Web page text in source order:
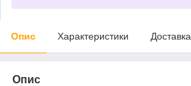
Опис Характеристики Доставка
Опис